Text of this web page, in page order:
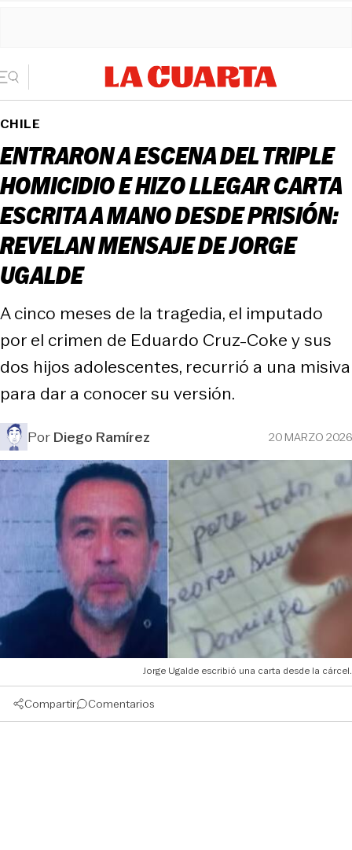
CHILE
ENTRARON A ESCENA DEL TRIPLE
HOMICIDIO E HIZO LLEGAR CARTA
ESCRITA A MANO DESDE PRISIÓN:
REVELAN MENSAJE DE JORGE
UGALDE
A cinco meses de la tragedia, el imputado
por el crimen de Eduardo Cruz-Coke y sus
dos hijos adolescentes, recurrió a una misiva
para dar a conocer su versión.
PorDiego Ramírez 20 MARZO 2026
Jorge Ugalde escribió una carta desde la cárcel.
Compartir Comentarios